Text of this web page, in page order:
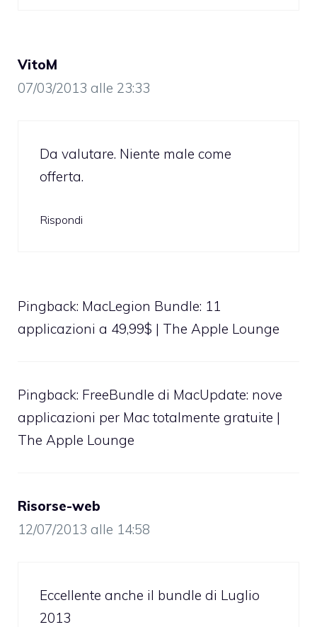
VitoM
07/03/2013 alle 23:33
Da valutare. Niente male come
offerta.
Rispondi
Pingback: MacLegion Bundle: 11
applicazioni a 49,99$ | The Apple Lounge
Pingback: FreeBundle di MacUpdate: nove
applicazioni per Mac totalmente gratuite |
The Apple Lounge
Risorse-web
12/07/2013 alle 14:58
Eccellente anche il bundle di Luglio
2013